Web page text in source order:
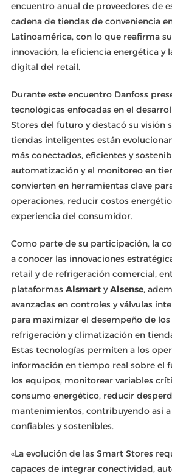
encuentro anual de proveedores de
cadena de tiendas de conveniencia
Latinoamérica, con lo que reafirma
innovación, la eficiencia energética y
digital del retail.
Durante este encuentro Danfoss
tecnológicas enfocadas en el
Stores del futuro y destacó su visión
tiendas inteligentes están
más conectados, eficientes y
automatización y el monitoreo en
convierten en herramientas clave
operaciones, reducir costos
experiencia del consumidor.
Como parte de su participación, la
a conocer las innovaciones
retail y de refrigeración comercial,
plataformas AlsmartyAlsense,
avanzadas en controles y válvulas
para maximizar el desempeño de
refrigeración y climatización en
Estas tecnologías permiten a los
información en tiempo real sobre el
los equipos, monitorear variables
consumo energético, reducir
mantenimientos, contribuyendo así
confiables y sostenibles.
«La evolución de las Smart Stores
capaces de integrar conectividad,